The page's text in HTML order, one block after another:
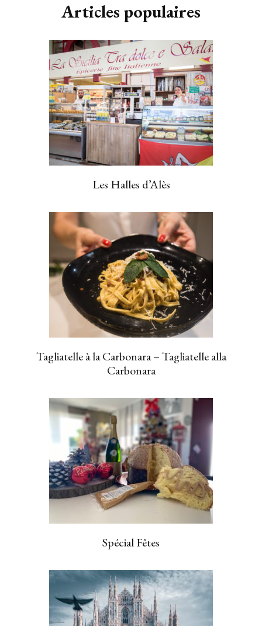
Articles populaires
Les Halles d’Alès
Tagliatelle à la Carbonara – Tagliatelle alla
Carbonara
Spécial Fêtes